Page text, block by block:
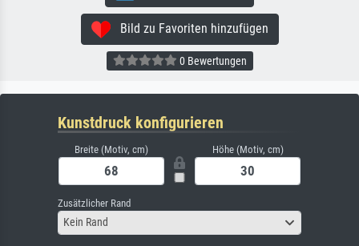
Bild zu Favoriten hinzufügen
0 Bewertungen
Kunstdruck konfigurieren
Breite (Motiv, cm) Höhe (Motiv, cm)
Zusätzlicher Rand
Kein Rand